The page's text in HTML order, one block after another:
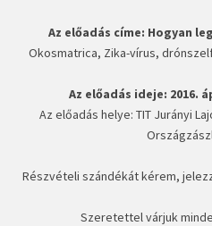
Az előadás címe: Hogyan
Okosmatrica, Zika-vírus,
Az előadás ideje: 2016.
Az előadás helye: TIT Jurányi
Részvételi szándékát kérem,
Szeretettel várjuk